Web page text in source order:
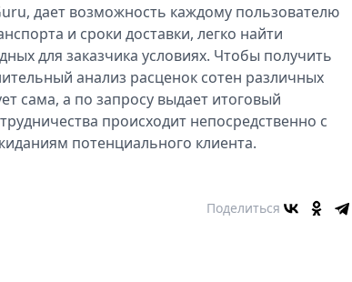
дает возможность каждому пользователю
и сроки доставки, легко найти
для заказчика условиях. Чтобы получить
анализ расценок сотен различных
сама, а по запросу выдает итоговый
происходит непосредственно с
потенциального клиента.
Поделиться